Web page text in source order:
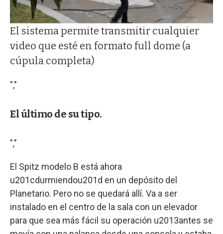
El sistema permite transmitir cualquier
video que esté en formato full dome (a
cúpula completa)
","
El último de su tipo.
","
El Spitz modelo B está ahora
u201cdurmiendou201d en un depósito del
Planetario. Pero no se quedará allí. Va a ser
instalado en el centro de la sala con un elevador
para que sea más fácil su operación u2013antes se